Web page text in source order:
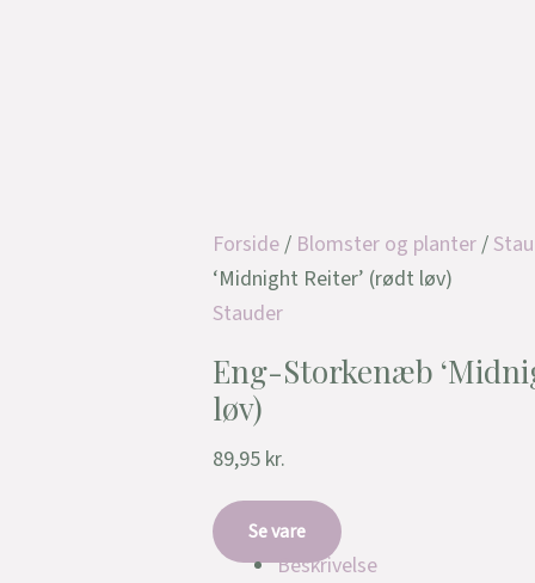
Forside/ Blomster og planter/
‘Midnight Reiter’ (rødt løv)
Stauder
Eng-Storkenæb
løv)
89,95 kr.
Se vare
Beskrivelse